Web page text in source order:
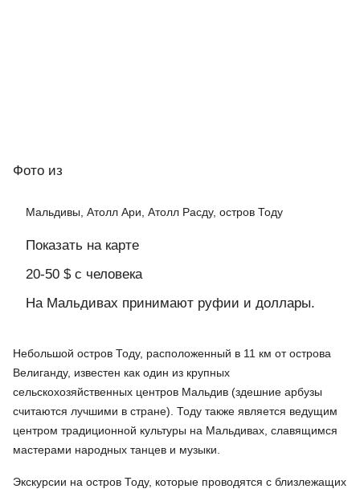
Фото из
Мальдивы, Атолл Ари, Атолл Расду, остров Тоду
Показать на карте
20-50 $ с человека
На Мальдивах принимают руфии и доллары.
Небольшой остров Тоду, расположенный в 11 км от острова
Велиганду, известен как один из крупных
сельскохозяйственных центров Мальдив (здешние арбузы
считаются лучшими в стране). Тоду также является ведущим
центром традиционной культуры на Мальдивах, славящимся
мастерами народных танцев и музыки.
Экскурсии на остров Тоду, которые проводятся с близлежащих